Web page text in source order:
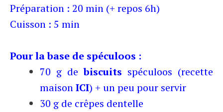
Préparation : 20 min (+ repos 6h)
Cuisson : 5 min
Pour la base de spéculoos :
70 g debiscuits spéculoos (recette
maisonICI) + un peu pour servir
30 g de crêpes dentelle